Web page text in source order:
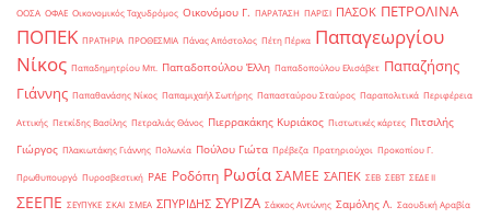
ΟΟΣΑ ΟΦΑΕ Οικονομικός Ταχυδρόμος Οικονόμου Γ. ΠΑΡΑΤΑΣΗ ΠΑΡΙΣΙ ΠΑΣΟΚ ΠΕΤΡΟΛΙΝΑ
ΠΟΠΕΚ ΠΡΑΤΗΡΙΑ ΠΡΟΘΕΣΜΙΑ Πάνας Απόστολος Πέτη Πέρκα Παπαγεωργίου
Νίκος Παπαδημητρίου Μπ. Παπαδοπούλου Έλλη Παπαδοπούλου Ελισάβετ Παπαζήσης
Γιάννης Παπαθανάσης Νίκος Παπαμιχαήλ Σωτήρης Παπασταύρου Σταύρος Παραπολιτικά Περιφέρεια
Αττικής Πετκίδης Βασίλης Πετραλιάς Θάνος Πιερρακάκης Κυριάκος Πιστωτικές κάρτες Πιτσιλής
Γιώργος Πλακιωτάκης Γιάννης Πολωνία Πούλου Γιώτα Πρέβεζα Πρατηριούχοι Προκοπίου Γ.
Πρωθυπουργό Πυροσβεστική ΡΑΕ Ροδόπη Ρωσία ΣΑΜΕΕ ΣΑΠΕΚ ΣΕΒ ΣΕΒΤ ΣΕΔΕ ΙΙ
ΣΕΕΠΕ ΣΕΥΠΥΚΕ ΣΚΑΙ ΣΜΕΑ ΣΠΥΡΙΔΗΣ ΣΥΡΙΖΑ Σάκκος Αντώνης Σαμόλης Λ. Σαουδική Αραβία